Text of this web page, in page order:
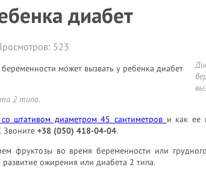
диабет
523
2 типа.
штативом диаметром 45 сантиметров и как ее
Звоните +38 (050) 418-04-04.
фруктозы во время беременности или
ожирения или диабета 2 типа.